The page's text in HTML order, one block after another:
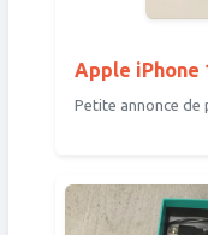
Apple iPhone
Petite annonce de